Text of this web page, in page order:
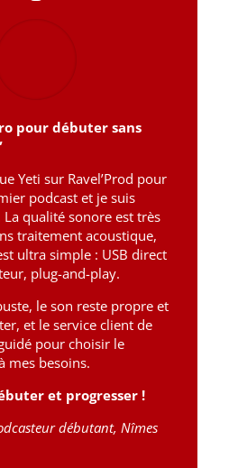
pour débuter sans
Yeti sur Ravel’Prod pour
podcast et je suis
qualité sonore est très
traitement acoustique,
ultra simple : USB direct
plug-and-play.
le son reste propre et
et le service client de
guidé pour choisir le
mes besoins.
et progresser !
débutant, Nîmes